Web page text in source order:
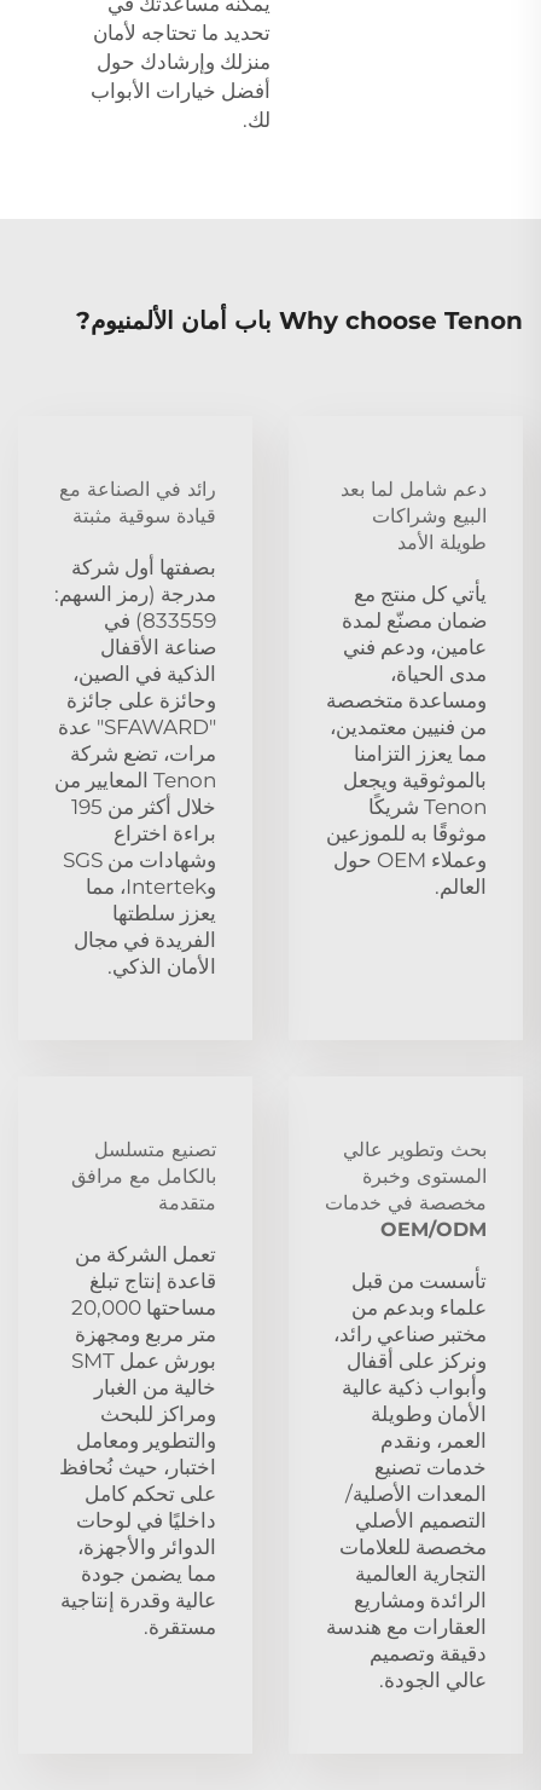
تحديد ما تحتاجه لأمان
منزلك وإرشادك حول
أفضل خيارات الأبواب
لك.
Why choose Tenon باب أمان الألمنيوم?
دعم شامل لما بعد
البيع وشراكات
طويلة الأمد
يأتي كل منتج مع
ضمان مصنّع لمدة
عامين، ودعم فني
مدى الحياة،
ومساعدة متخصصة
من فنيين معتمدين،
مما يعزز التزامنا
بالموثوقية ويجعل
Tenon شريكًا
موثوقًا به للموزعين
وعملاء OEM حول
العالم.
رائد في الصناعة مع
قيادة سوقية مثبتة
بصفتها أول شركة
مدرجة (رمز السهم:
833559) في
صناعة الأقفال
الذكية في الصين،
وحائزة على جائزة
"SFAWARD" عدة
مرات، تضع شركة
Tenon المعايير من
خلال أكثر من 195
براءة اختراع
وشهادات من SGS
وIntertek، مما
يعزز سلطتها
الفريدة في مجال
الأمان الذكي.
بحث وتطوير عالي
المستوى وخبرة
مخصصة في خدمات
OEM/ODM
تأسست من قبل
علماء وبدعم من
مختبر صناعي رائد،
ونركز على أقفال
وأبواب ذكية عالية
الأمان وطويلة
العمر، ونقدم
خدمات تصنيع
المعدات الأصلية/
التصميم الأصلي
مخصصة للعلامات
التجارية العالمية
الرائدة ومشاريع
العقارات مع هندسة
دقيقة وتصميم
عالي الجودة.
تصنيع متسلسل
بالكامل مع مرافق
متقدمة
تعمل الشركة من
قاعدة إنتاج تبلغ
مساحتها 20,000
متر مربع ومجهزة
بورش عمل SMT
خالية من الغبار
ومراكز للبحث
والتطوير ومعامل
اختبار، حيث نُحافظ
على تحكم كامل
داخليًا في لوحات
الدوائر والأجهزة،
مما يضمن جودة
عالية وقدرة إنتاجية
مستقرة.